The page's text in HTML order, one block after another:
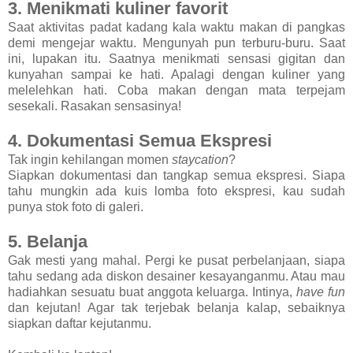
3. Menikmati kuliner favorit
Saat aktivitas padat kadang kala waktu makan di pangkas
demi mengejar waktu. Mengunyah pun terburu-buru. Saat
ini, lupakan itu. Saatnya menikmati sensasi gigitan dan
kunyahan sampai ke hati. Apalagi dengan kuliner yang
melelehkan hati. Coba makan dengan mata terpejam
sesekali. Rasakan sensasinya!
4. Dokumentasi Semua Ekspresi
Tak ingin kehilangan momen staycation?
Siapkan dokumentasi dan tangkap semua ekspresi. Siapa
tahu mungkin ada kuis lomba foto ekspresi, kau sudah
punya stok foto di galeri.
5. Belanja
Gak mesti yang mahal. Pergi ke pusat perbelanjaan, siapa
tahu sedang ada diskon desainer kesayanganmu. Atau mau
hadiahkan sesuatu buat anggota keluarga. Intinya,have fun
dan kejutan! Agar tak terjebak belanja kalap, sebaiknya
siapkan daftar kejutanmu.